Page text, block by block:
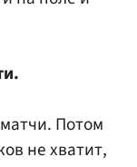
Потом
не хватит,